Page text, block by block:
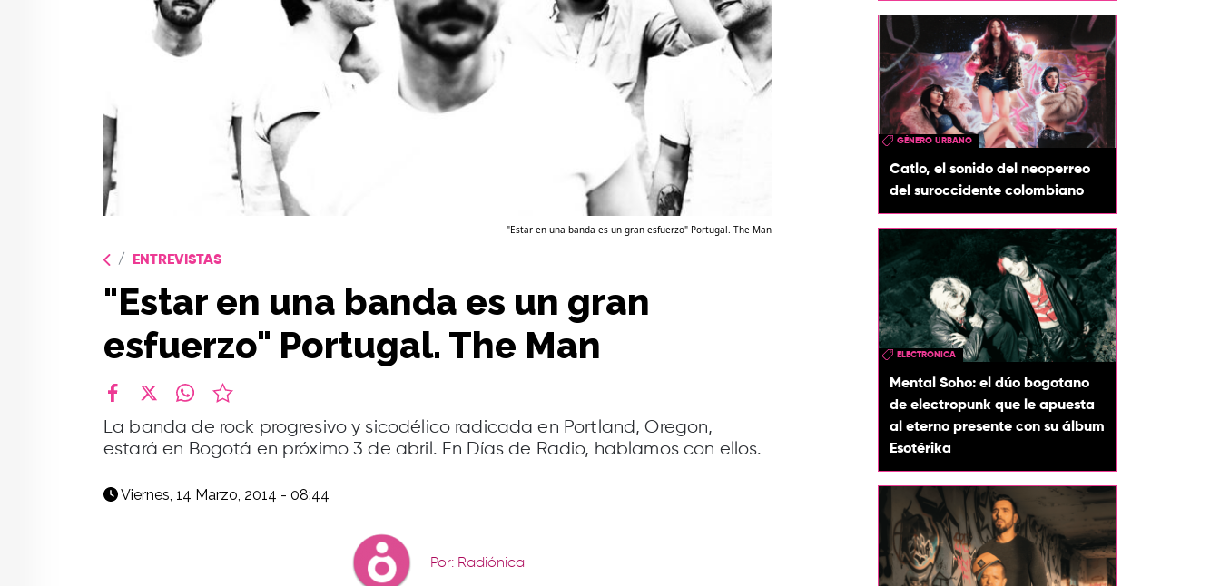
"Estar en una banda es un gran esfuerzo" Portugal. The Man
ENTREVISTAS
"Estar en una banda es un gran
esfuerzo" Portugal. The Man
La banda de rock progresivo y sicodélico radicada en Portland, Oregon,
estará en Bogotá en próximo 3 de abril. En Días de Radio, hablamos con ellos.
Viernes, 14 Marzo, 2014 - 08:44
Por: Radiónica
GÉNERO URBANO
Catlo, el sonido del neoperreo
del suroccidente colombiano
ELECTRONICA
Mental Soho: el dúo bogotano
de electropunk que le apuesta
al eterno presente con su álbum
Esotérika